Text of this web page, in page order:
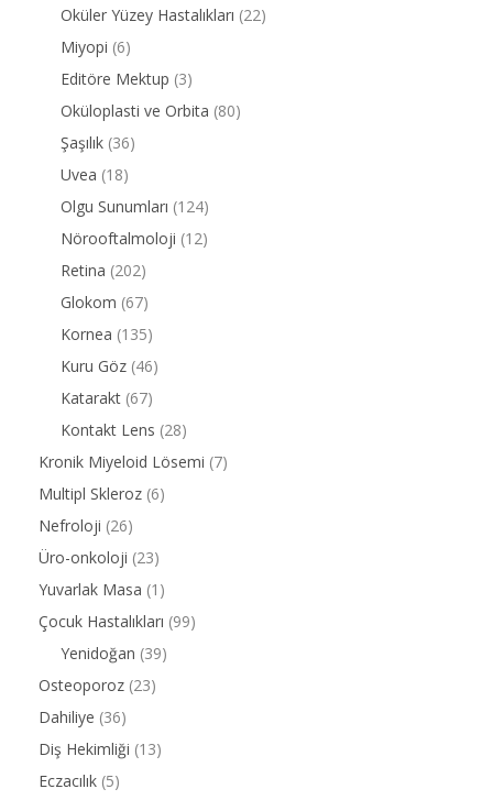
Oküler Yüzey Hastalıkları (22)
Miyopi (6)
Editöre Mektup (3)
Oküloplasti ve Orbita (80)
Şaşılık (36)
Uvea (18)
Olgu Sunumları (124)
Nörooftalmoloji (12)
Retina (202)
Glokom (67)
Kornea (135)
Kuru Göz (46)
Katarakt (67)
Kontakt Lens (28)
Kronik Miyeloid Lösemi (7)
Multipl Skleroz (6)
Nefroloji (26)
Üro-onkoloji (23)
Yuvarlak Masa (1)
Çocuk Hastalıkları (99)
Yenidoğan (39)
Osteoporoz (23)
Dahiliye (36)
Diş Hekimliği (13)
Eczacılık (5)